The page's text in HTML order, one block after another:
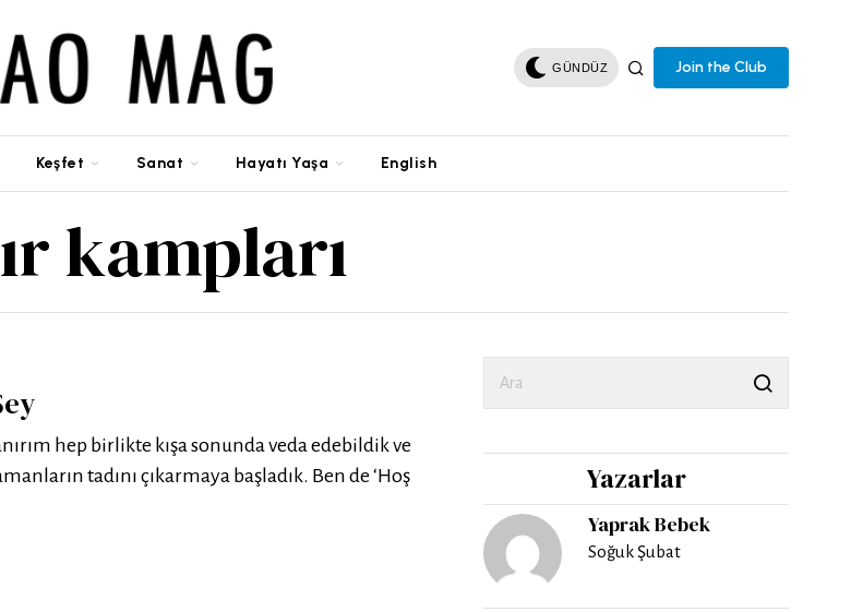
GÜNDÜZ Join the Club
Keşfet Sanat Hayatı Yaşa English
kampları
hep birlikte kışa sonunda veda edebildik ve
tadını çıkarmaya başladık. Ben de ‘Hoş
Yazarlar
Yaprak Bebek
Soğuk Şubat